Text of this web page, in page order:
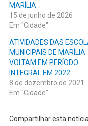
MARÍLIA
15 de junho de 2026
Em "Cidade"
ATIVIDADES DAS
MUNICIPAIS DE MARÍLIA
VOLTAM EM PERÍODO
INTEGRAL EM 2022
8 de dezembro de 2021
Em "Cidade"
Compartilhar esta